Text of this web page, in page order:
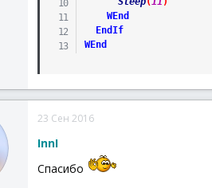
WEnd
EndIf
WEnd
23 Сен 2016
InnI
Cпасибо